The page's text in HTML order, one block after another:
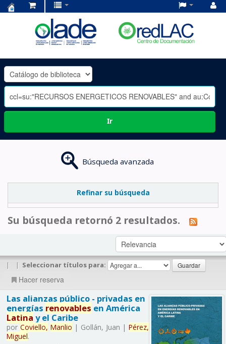
OLADE
-
Ir
Búsqueda avanzada
Refinar su búsqueda
Su búsqueda retornó 2 resultados.
| | Seleccionar títulos para:
Hacer reserva
Las alianzas público - privadas en
energías renovables en América
Latina y el Caribe
por Coviello, Manlio | Gollán, Juan | Pérez,
Miguel.